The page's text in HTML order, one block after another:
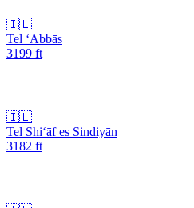
🇮🇱
Tel ‘Abbās
3199 ft
🇮🇱
Tel Shi‘āf es Sindiyān
3182 ft